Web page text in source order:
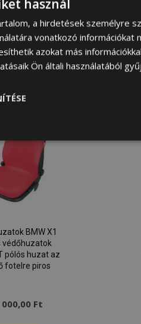
Hozzáadás
a
BMW X1
védőhuzatok
pólós huzat az
fotelre piros
000,00 Ft
használ
a hirdetések személyre
vonatkozó
azokat más
Ön általi használatából
szükséges
sütik lehetővé teszik a webhely alapvető
megfelelően az
Adobe Inc.